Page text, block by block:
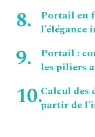
Portail en
Portail :
les piliers
Calcul des
partir de